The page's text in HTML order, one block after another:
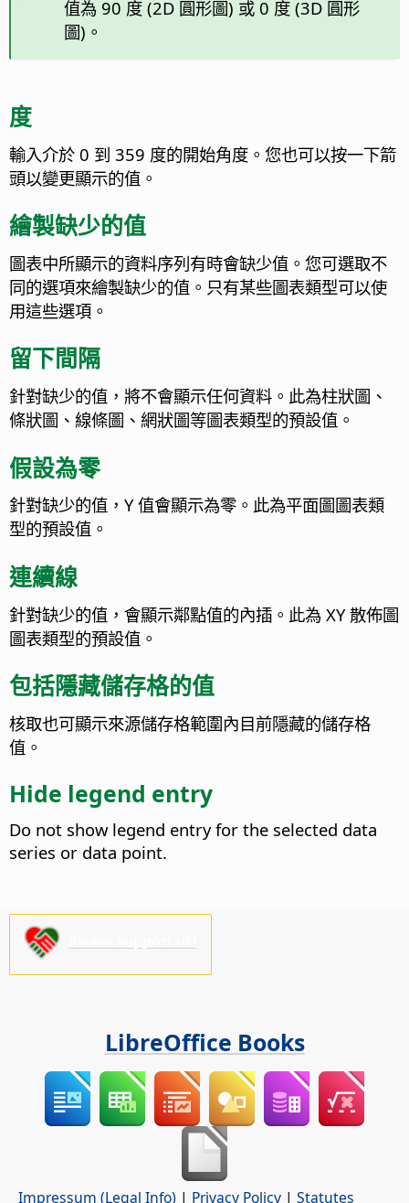
值為 90 度 (2D 圓形圖) 或 0 度 (3D 圓形
圖)。
度
輸入介於 0 到 359 度的開始角度。您也可以按一下箭
頭以變更顯示的值。
繪製缺少的值
圖表中所顯示的資料序列有時會缺少值。您可選取不
同的選項來繪製缺少的值。只有某些圖表類型可以使
用這些選項。
留下間隔
針對缺少的值，將不會顯示任何資料。此為柱狀圖、
條狀圖、線條圖、網狀圖等圖表類型的預設值。
假設為零
針對缺少的值，Y 值會顯示為零。此為平面圖圖表類
型的預設值。
連續線
針對缺少的值，會顯示鄰點值的內插。此為 XY 散佈圖
圖表類型的預設值。
包括隱藏儲存格的值
核取也可顯示來源儲存格範圍內目前隱藏的儲存格
值。
Hide legend entry
Do not show legend entry for the selected data
series or data point.
LibreOffice Books
Impressum (Legal Info) | Privacy Policy | Statutes